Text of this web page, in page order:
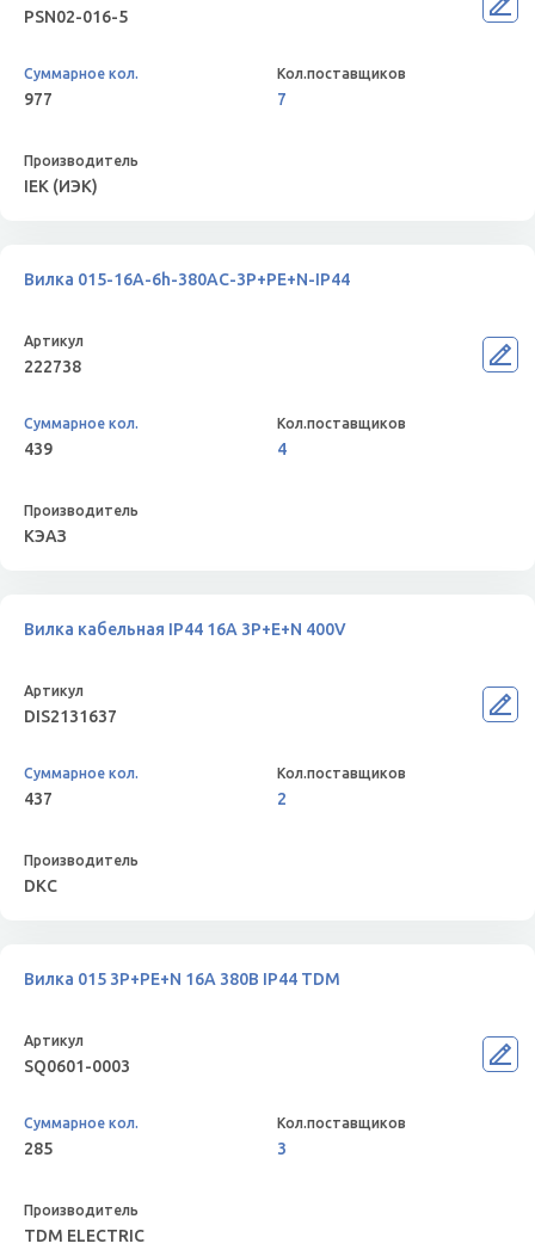
PSN02-016-5
977 7
IEK (ИЭК)
Вилка 015-16А-6h-380AC-3P+PE+N-IP44
222738
439 4
КЭАЗ
Вилка кабельная IP44 16A 3P+E+N 400V
DIS2131637
437 2
DKC
Вилка 015 3Р+РЕ+N 16А 380В IP44 TDM
SQ0601-0003
285 3
TDM ELECTRIC